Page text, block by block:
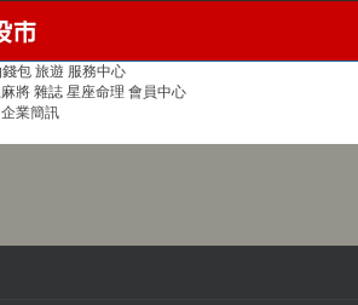
書店
錢包 旅遊 服務中心
將 雜誌 星座命理 會員中心
企業簡訊